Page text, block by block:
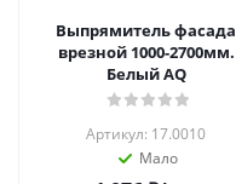
Выпрямитель фасада
врезной 1000-2700мм.
Белый AQ
Артикул: 17.0010
Мало